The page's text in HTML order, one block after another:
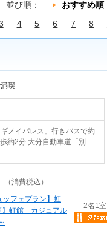
並び順： おすすめ順
4 5 6 7 8
喫
ノイパレス」行きバスで約
約2分 大分自動車道「別
（消費税込）
ッフェプラン】虹
】虹館 カジュアル
2名1室